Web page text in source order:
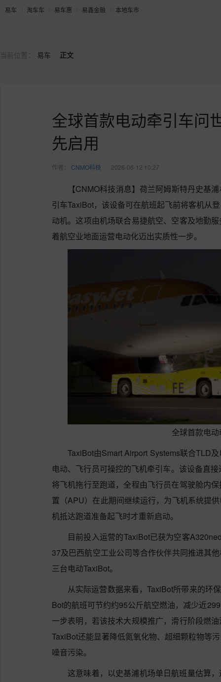
易车 淘车车 易车惠 易鑫金融 本地车市
当前位置： 易车 正文
全球首款电动牵引车问
先启用
作者： CNMO科技 2026-06-12 10:27
【CNMO科技消息】荷兰阿姆斯特丹史基
引车TaxiBot，该设备可在航班起飞前将客机从
动机。这项由机场联合易捷航空、空客及地勤
着航空业地面运营电动化迈出实质性一步。
全球首款电
TaxiBot由Smart Airport Systems联合TLD
电动、飞行员可操控的飞机牵引车。该设备直
将飞机拖行至跑道，全程由飞行员在驾驶舱内
置（APU）在此期间继续运行，为飞机系统提
机抵达跑道准备起飞时才重新启动。
目前投入运营的TaxiBot已获为空客
37及巴西航空工业公司等合作伙伴共同推进其
三台电动TaxiBot。
从实际运营数据来看，TaxiBot所带来的环
Bot的航班可节约约95公斤航空燃油，减少近
一步表明，若该技术大规模推广，滑行阶段燃
TaxiBot还能显著降低氮氧化物、超细颗粒物等
噪音污染。
这意味着，以史基浦机场单日航班量估算